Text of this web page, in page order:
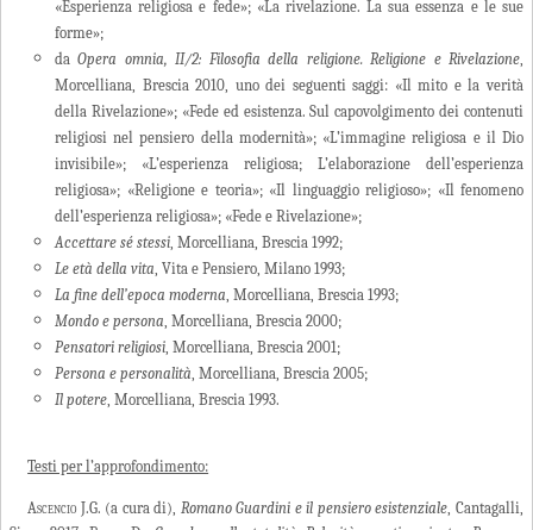
«Esperienza religiosa e fede»; «La rivelazione. La sua essenza e le sue
forme»;
daOpera omnia, II/2: Filosofia della religione. Religione e Rivelazione,
Morcelliana, Brescia 2010, uno dei seguenti saggi: «Il mito e la verità
della Rivelazione»; «Fede ed esistenza. Sul capovolgimento dei contenuti
religiosi nel pensiero della modernità»; «L’immagine religiosa e il Dio
invisibile»; «L’esperienza religiosa; L’elaborazione dell’esperienza
religiosa»; «Religione e teoria»; «Il linguaggio religioso»; «Il fenomeno
dell’esperienza religiosa»; «Fede e Rivelazione»;
Accettare sé stessi, Morcelliana, Brescia 1992;
Le età della vita, Vita e Pensiero, Milano 1993;
La fine dell’epoca moderna, Morcelliana, Brescia 1993;
Mondo e persona, Morcelliana, Brescia 2000;
Pensatori religiosi, Morcelliana, Brescia 2001;
Persona e personalità, Morcelliana, Brescia 2005;
Il potere, Morcelliana, Brescia 1993.
Testi per l’approfondimento:
Ascencio J.G. (a cura di), Romano Guardini e il pensiero esistenziale, Cantagalli,